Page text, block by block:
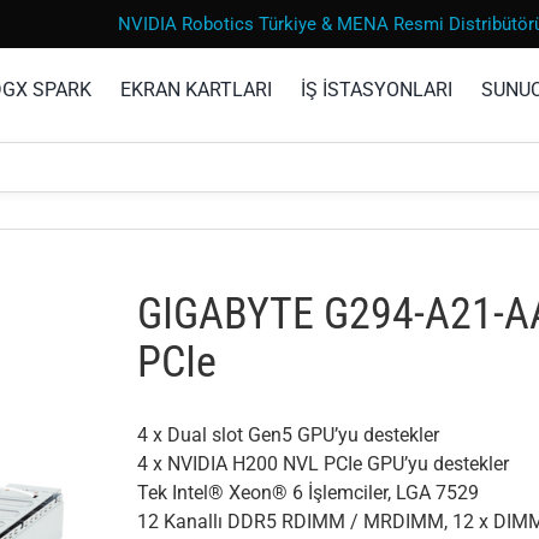
NVIDIA Robotics Türkiye & MENA Resmi
SPARK EKRAN KARTLARI İŞ İSTASYONLARI
GIGABYTE G294-A21-
PCIe
4 x Dual slot Gen5 GPU’yu destekler
4 x NVIDIA H200 NVL PCIe GPU’yu destekler
Tek Intel® Xeon® 6 İşlemciler, LGA 7529
12 Kanallı DDR5 RDIMM / MRDIMM, 12 x